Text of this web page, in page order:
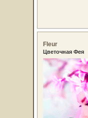
Fleur
Цветочная Фея